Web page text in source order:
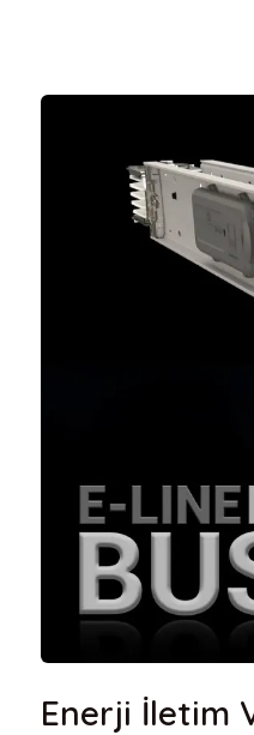
Enerji İletim